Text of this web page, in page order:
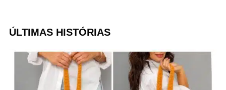
ÚLTIMAS HISTÓRIAS